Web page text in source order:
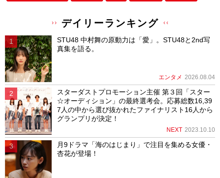
デイリーランキング
STU48 中村舞の原動力は「愛」。STU48と2nd写
真集を語る。
エンタメ 2026.08.04
スターダストプロモーション主催 第３回「スター
☆オーディション」の最終選考会。応募総数16,39
7人の中から選び抜かれたファイナリスト16人から
グランプリが決定！
NEXT 2023.10.10
月9ドラマ「海のはじまり」で注目を集める女優・
杏花が登場！